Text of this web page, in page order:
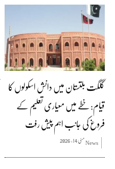
گلگت بلتستان میں دانش اسکولوں کا
قیام: خطے میں معیاری تعلیم کے
فروغ کی جانب اہم پیش رفت
Newsمئی 14, 2026